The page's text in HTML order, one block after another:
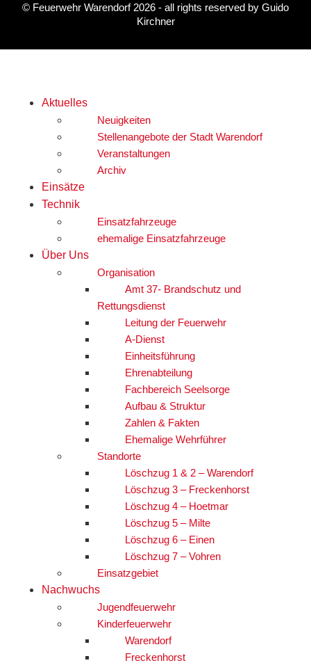
© Feuerwehr Warendorf 2026 - all rights reserved by Guido
Kirchner
Aktuelles
Neuigkeiten
Stellenangebote der Stadt Warendorf
Veranstaltungen
Archiv
Einsätze
Technik
Einsatzfahrzeuge
ehemalige Einsatzfahrzeuge
Über Uns
Organisation
Amt 37- Brandschutz und
Rettungsdienst
Leitung der Feuerwehr
A-Dienst
Einheitsführung
Ehrenabteilung
Fachbereich Seelsorge
Aufbau & Struktur
Zahlen & Fakten
Ehemalige Wehrführer
Standorte
Löschzug 1 & 2 – Warendorf
Löschzug 3 – Freckenhorst
Löschzug 4 – Hoetmar
Löschzug 5 – Milte
Löschzug 6 – Einen
Löschzug 7 – Vohren
Einsatzgebiet
Nachwuchs
Jugendfeuerwehr
Kinderfeuerwehr
Warendorf
Freckenhorst